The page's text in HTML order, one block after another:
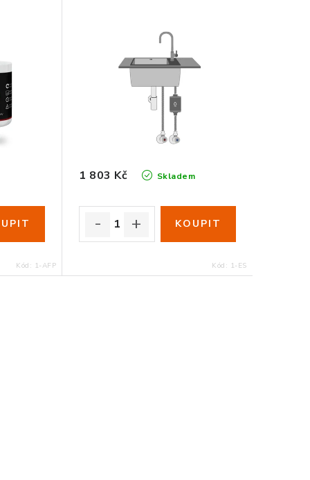
Kód: 1-AFP
Skladem
1 803 Kč
Kód: 1-ES